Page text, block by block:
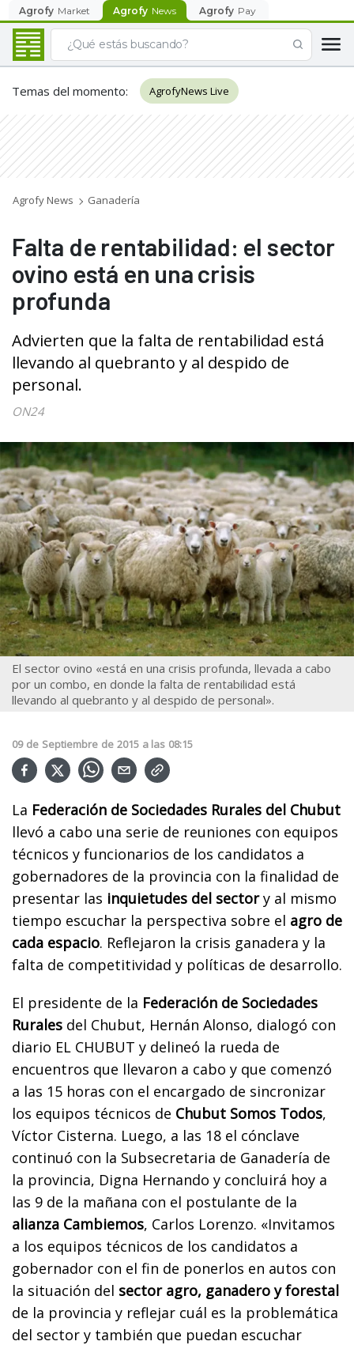
Agrofy Market Agrofy News Agrofy Pay
Temas del momento: AgrofyNews Live
Agrofy News Ganadería
Falta de rentabilidad: el sector
ovino está en una crisis
profunda
Advierten que la falta de rentabilidad está
llevando al quebranto y al despido de
personal.
ON24
El sector ovino «está en una crisis profunda, llevada a cabo
por un combo, en donde la falta de rentabilidad está
llevando al quebranto y al despido de personal».
09 de Septiembre de 2015 a las 08:15
La Federación de Sociedades Rurales del Chubut
llevó a cabo una serie de reuniones con equipos
técnicos y funcionarios de los candidatos a
gobernadores de la provincia con la finalidad de
presentar las inquietudes del sectory al mismo
tiempo escuchar la perspectiva sobre el agro de
cada espacio. Reflejaron la crisis ganadera y la
falta de competitividad y políticas de desarrollo.
El presidente de la Federación de Sociedades
Rurales del Chubut, Hernán Alonso, dialogó con
diario EL CHUBUT y delineó la rueda de
encuentros que llevaron a cabo y que comenzó
a las 15 horas con el encargado de sincronizar
los equipos técnicos de Chubut Somos Todos,
Víctor Cisterna. Luego, a las 18 el cónclave
continuó con la Subsecretaria de Ganadería de
la provincia, Digna Hernando y concluirá hoy a
las 9 de la mañana con el postulante de la
alianza Cambiemos, Carlos Lorenzo. «Invitamos
a los equipos técnicos de los candidatos a
gobernador con el fin de ponerlos en autos con
la situación del sector agro, ganadero y forestal
de la provincia y reflejar cuál es la problemática
del sector y también que puedan escuchar